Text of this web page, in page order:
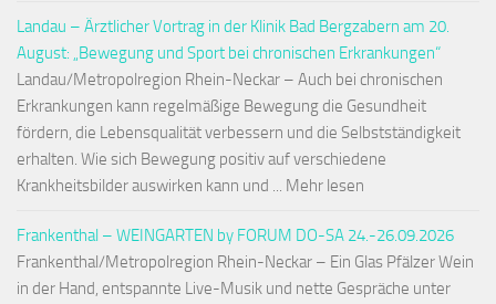
Landau – Ärztlicher Vortrag in der Klinik Bad Bergzabern am 20.
August: „Bewegung und Sport bei chronischen Erkrankungen“
Landau/Metropolregion Rhein-Neckar – Auch bei chronischen
Erkrankungen kann regelmäßige Bewegung die Gesundheit
fördern, die Lebensqualität verbessern und die Selbstständigkeit
erhalten. Wie sich Bewegung positiv auf verschiedene
Krankheitsbilder auswirken kann und ... Mehr lesen
Frankenthal – WEINGARTEN by FORUM DO-SA 24.-26.09.2026
Frankenthal/Metropolregion Rhein-Neckar – Ein Glas Pfälzer Wein
in der Hand, entspannte Live-Musik und nette Gespräche unter